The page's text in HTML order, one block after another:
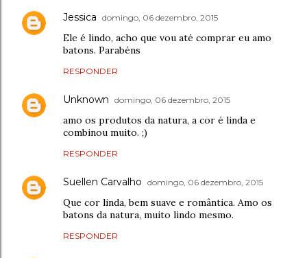
Jessica domingo, 06 dezembro, 2015
Ele é lindo, acho que vou até comprar eu amo
batons. Parabéns
RESPONDER
Unknown domingo, 06 dezembro, 2015
amo os produtos da natura, a cor é linda e
combinou muito. ;)
RESPONDER
Suellen Carvalho domingo, 06 dezembro, 2015
Que cor linda, bem suave e romântica. Amo os
batons da natura, muito lindo mesmo.
RESPONDER